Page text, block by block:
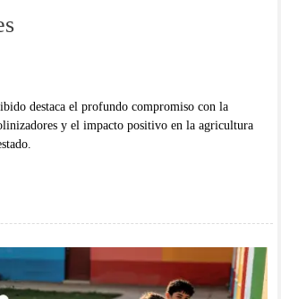
destaca el profundo compromiso con la
y el impacto positivo en la agricultura